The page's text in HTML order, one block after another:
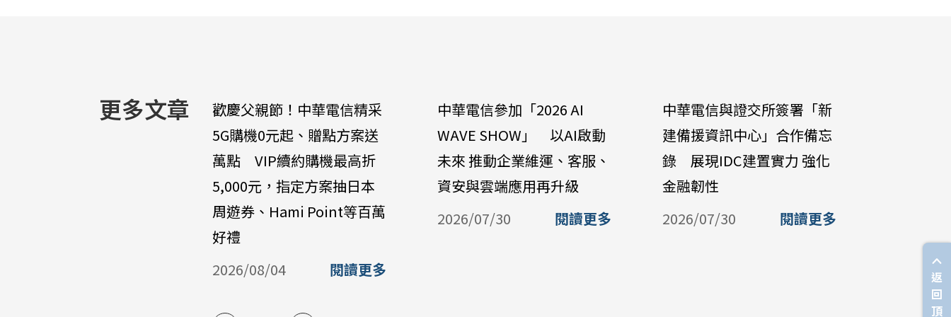
更多文章
歡慶父親節！中華電信精采
5G購機0元起、贈點方案送
萬點 VIP續約購機最高折
5,000元，指定方案抽日本
周遊券、Hami Point等百萬
好禮
2026/08/04
閱讀更多
中華電信參加「2026 AI
WAVE SHOW」 以AI啟動
未來 推動企業維運、客服、
資安與雲端應用再升級
2026/07/30
閱讀更多
中華電信與證交所簽署「新
建備援資訊中心」合作備忘
錄 展現IDC建置實力 強化
金融韌性
2026/07/30
閱讀更多
2026/07/
返
回
頂